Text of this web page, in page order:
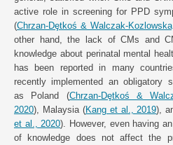
active role in screening for PPD
(Chrzan-Dȩtkoś & Walczak-
other hand, the lack of CMs and
knowledge about perinatal mental
has been reported in many
recently implemented an obligatory
as Poland (Chrzan-Dȩtkoś &
2020), Malaysia (Kang et al., 2019),
et al., 2020). However, even having
of knowledge does not affect the